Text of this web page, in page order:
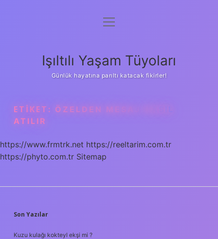
Anasayfa
Yasal Uyarı
menüyü
Işıltılı Yaşam Tüyoları
Günlük hayatına parıltı katacak fikirler!
ETIKET: ÖZELDEN MESAJ NASIL
ATILIR
https://www.frmtrk.net https://reeltarim.com.tr
https://phyto.com.tr Sitemap
SIDEBAR
Son Yazılar
Kuzu kulağı kokteyl ekşi mi ?